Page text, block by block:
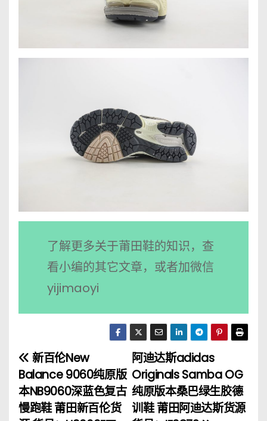
了解更多关于莆田鞋的知识，查
看小编的其它文章，或者加微信
yijimaoyi
文
章
导
阿迪达斯adidas
Originals Samba OG
纯原版本桑巴绿生胶德
训鞋 莆田阿迪达斯货源
新百伦New
Balance 9060纯原版
本NB9060深蓝色复古
慢跑鞋 莆田新百伦货